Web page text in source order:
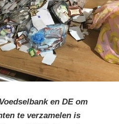
en DE om
te verzamelen is